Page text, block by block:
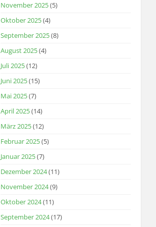
November 2025(5)
Oktober 2025(4)
September 2025(8)
August 2025(4)
Juli 2025(12)
Juni 2025(15)
Mai 2025(7)
April 2025(14)
März 2025(12)
Februar 2025(5)
Januar 2025(7)
Dezember 2024(11)
November 2024(9)
Oktober 2024(11)
September 2024(17)